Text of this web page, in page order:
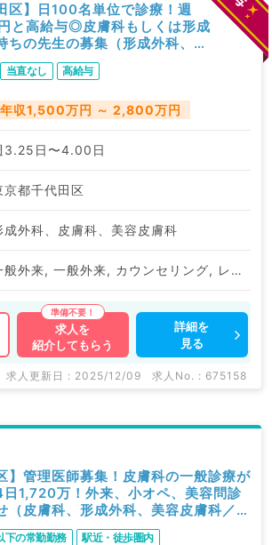
区】日100名単位で診療！週
と高給与◎皮膚科もしくは形成
ちの先生の募集（形成外科、美
容皮膚科／常勤）
当直なし 高給与
年収1,500万円 ～ 2,800万円
3.25日〜4.00日
京都千代田区
成外科、皮膚科、美容皮膚科
一般外来, 一般外来, カウンセリング, レーザー治療, レーザー脱毛, 注入
求人を
紹介してもらう
詳細を
見る
求人更新日 : 2025/12/09 求人No. : 675158
】管理医師募集！皮膚科の一般診療が
1,720万！外来、小オペ、美容問診
（皮膚科、形成外科、美容皮膚科／常
下の常勤勤務 駅近・徒歩圏内